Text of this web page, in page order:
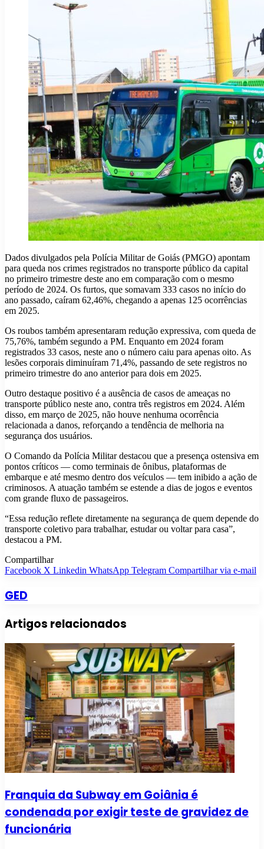
Dados divulgados pela Polícia Militar de Goiás (PMGO) apontam
para queda nos crimes registrados no transporte público da capital
no primeiro trimestre deste ano em comparação com o mesmo
período de 2024. Os furtos, que somavam 333 casos no início do
ano passado, caíram 62,46%, chegando a apenas 125 ocorrências
em 2025.
Os roubos também apresentaram redução expressiva, com queda de
75,76%, também segundo a PM. Enquanto em 2024 foram
registrados 33 casos, neste ano o número caiu para apenas oito. As
lesões corporais diminuíram 71,4%, passando de sete registros no
primeiro trimestre do ano anterior para dois em 2025.
Outro destaque positivo é a ausência de casos de ameaças no
transporte público neste ano, contra três registros em 2024. Além
disso, em março de 2025, não houve nenhuma ocorrência
relacionada a danos, reforçando a tendência de melhoria na
segurança dos usuários.
O Comando da Polícia Militar destacou que a presença ostensiva em
pontos críticos — como terminais de ônibus, plataformas de
embarque e até mesmo dentro dos veículos — tem inibido a ação de
criminosos. A atuação também se estende a dias de jogos e eventos
com grande fluxo de passageiros.
“Essa redução reflete diretamente na segurança de quem depende do
transporte coletivo para trabalhar, estudar ou voltar para casa”,
destacou a PM.
Compartilhar
Facebook X Linkedin WhatsApp Telegram Compartilhar via e-mail
GED
Artigos relacionados
Franquia da Subway em Goiânia é
condenada por exigir teste de gravidez de
funcionária